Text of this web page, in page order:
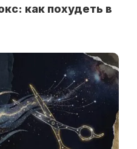
как похудеть в